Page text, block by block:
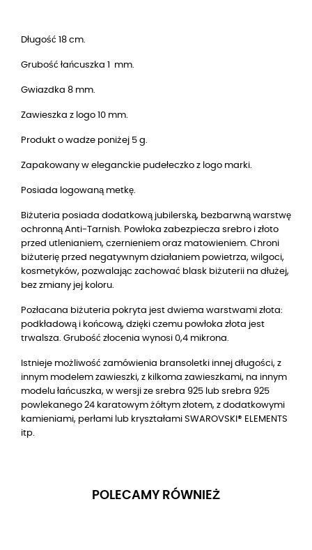
Długość 18 cm.
Grubość łańcuszka 1 mm.
Gwiazdka 8 mm.
Zawieszka z logo 10 mm.
Produkt o wadze poniżej 5 g.
Zapakowany w eleganckie pudełeczko z logo marki.
Posiada logowaną metkę.
Biżuteria posiada dodatkową jubilerską, bezbarwną warstwę
ochronną Anti-Tarnish. Powłoka zabezpiecza srebro i złoto
przed utlenianiem, czernieniem oraz matowieniem. Chroni
biżuterię przed negatywnym działaniem powietrza, wilgoci,
kosmetyków, pozwalając zachować blask biżuterii na dłużej,
bez zmiany jej koloru.
Pozłacana biżuteria pokryta jest dwiema warstwami złota:
podkładową i końcową, dzięki czemu powłoka złota jest
trwalsza. Grubość złocenia wynosi 0,4 mikrona.
Istnieje możliwość zamówienia bransoletki innej długości, z
innym modelem zawieszki, z kilkoma zawieszkami, na innym
modelu łańcuszka, w wersji ze srebra 925 lub srebra 925
powlekanego 24 karatowym żółtym złotem, z dodatkowymi
kamieniami, perłami lub kryształami SWAROVSKI® ELEMENTS
itp.
POLECAMY RÓWNIEŻ